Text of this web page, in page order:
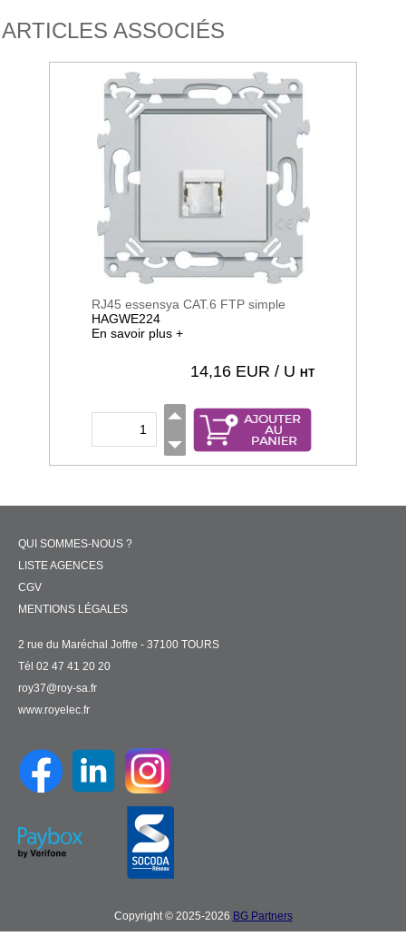
ARTICLES ASSOCIÉS
RJ45 essensya CAT.6 FTP simple
HAGWE224
En savoir plus +
14,16 EUR / U HT
QUI SOMMES-NOUS ?
LISTE AGENCES
CGV
MENTIONS LÉGALES
2 rue du Maréchal Joffre - 37100 TOURS
Tél 02 47 41 20 20
roy37@roy-sa.fr
www.royelec.fr
Copyright © 2025-2026 BG Partners